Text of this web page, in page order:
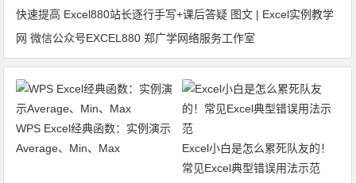
快速提高 Excel880站长逐行手写+课后答疑 图文 | Excel实例教学
网 微信公众号EXCEL880 郑广学网络服务工作室
WPS Excel经典函数：实例演示
Average、Min、Max
Excel小白是怎么累死队友的！
常见Excel典型错误用法示范